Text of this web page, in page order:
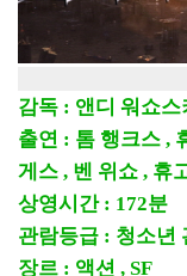
감독 : 앤디 워쇼스
출연 : 톰 행크스 ,
게스 , 벤 위쇼 , 휴
상영시간 : 172분
관람등급 : 청소년
장르 : 액션 , SF